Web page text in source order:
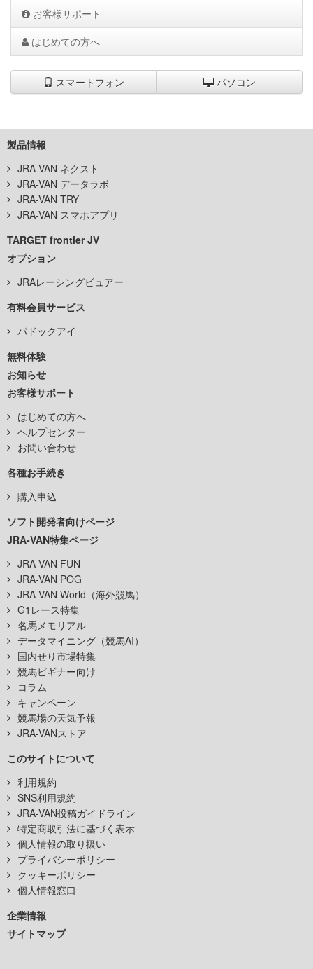
お客様サポート
はじめての方へ
スマートフォン パソコン
製品情報
JRA-VAN ネクスト
JRA-VAN データラボ
JRA-VAN TRY
JRA-VAN スマホアプリ
TARGET frontier JV
オプション
JRAレーシングビュアー
有料会員サービス
パドックアイ
無料体験
お知らせ
お客様サポート
はじめての方へ
ヘルプセンター
お問い合わせ
各種お手続き
購入申込
ソフト開発者向けページ
JRA-VAN特集ページ
JRA-VAN FUN
JRA-VAN POG
JRA-VAN World（海外競馬）
G1レース特集
名馬メモリアル
データマイニング（競馬AI）
国内せり市場特集
競馬ビギナー向け
コラム
キャンペーン
競馬場の天気予報
JRA-VANストア
このサイトについて
利用規約
SNS利用規約
JRA-VAN投稿ガイドライン
特定商取引法に基づく表示
個人情報の取り扱い
プライバシーポリシー
クッキーポリシー
個人情報窓口
企業情報
サイトマップ